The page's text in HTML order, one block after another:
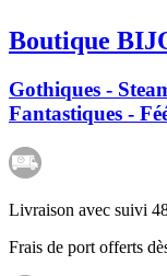
Boutique
Gothiques -
Fantastiques -
Livraison avec suivi
Frais de port offerts